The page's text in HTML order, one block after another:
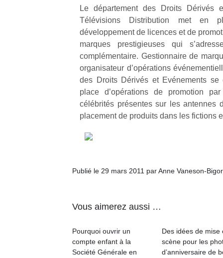
Le département des Droits Dérivés
Télévisions Distribution met en
développement de licences et de
marques prestigieuses qui
complémentaire. Gestionnaire de
organisateur d’opérations
des Droits Dérivés et Evénements
place d’opérations de promotion
célébrités présentes sur les antennes
placement de produits dans les fictions
Publié le 29 mars 2011 par Anne Vaneson-
Vous aimerez aussi …
Pourquoi ouvrir un
compte enfant à la
Société Générale en
Des idées de mise
scène pour les
d’anniversaire de